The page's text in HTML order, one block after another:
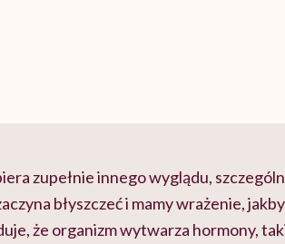
zupełnie innego wyglądu,
błyszczeć i mamy wrażenie, jakby
że organizm wytwarza hormony,